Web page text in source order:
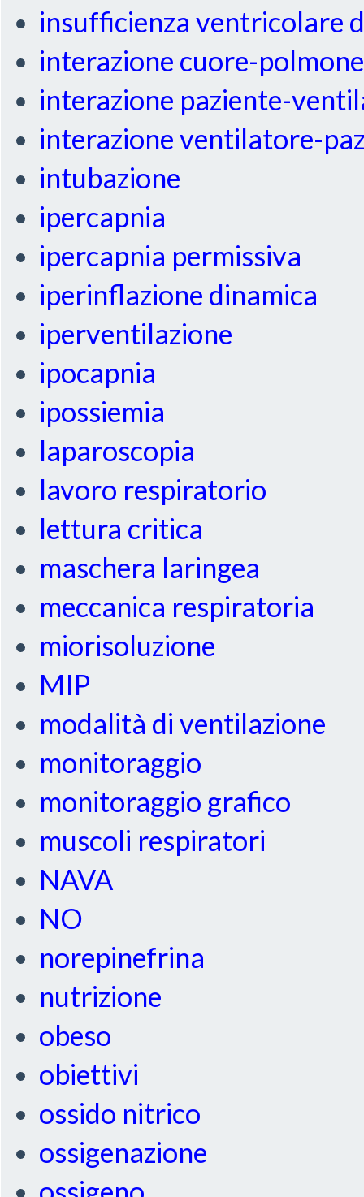
insufficienza ventricolare
interazione cuore-polmone
interazione paziente-
interazione ventilatore-
intubazione
ipercapnia
ipercapnia permissiva
iperinflazione dinamica
iperventilazione
ipocapnia
ipossiemia
laparoscopia
lavoro respiratorio
lettura critica
maschera laringea
meccanica respiratoria
miorisoluzione
MIP
modalità di ventilazione
monitoraggio
monitoraggio grafico
muscoli respiratori
NAVA
NO
norepinefrina
nutrizione
obeso
obiettivi
ossido nitrico
ossigenazione